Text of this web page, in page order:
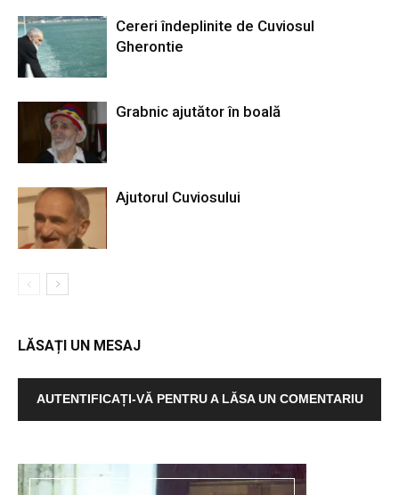
Cereri îndeplinite de Cuviosul
Gherontie
Grabnic ajutător în boală
Ajutorul Cuviosului
LĂSAȚI UN MESAJ
AUTENTIFICAȚI-VĂ PENTRU A LĂSA UN COMENTARIU